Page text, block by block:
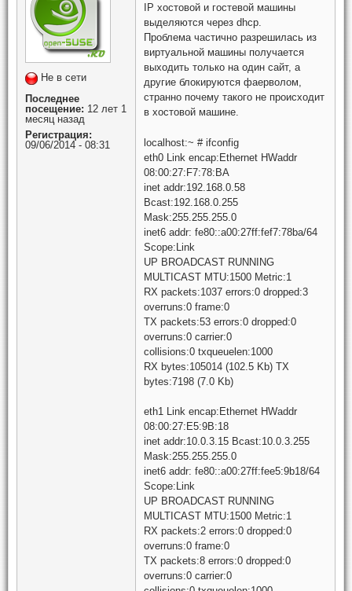
Не в сети
Последнее
посещение: 12 лет 1
месяц назад
Регистрация:
09/06/2014 - 08:31
IP хостовой и гостевой машины
выделяются через dhcp.
Проблема частично разрешилась из
виртуальной машины получается
выходить только на один сайт, а
другие блокируются фаерволом,
странно почему такого не происходит
в хостовой машине.
localhost:~ # ifconfig
eth0 Link encap:Ethernet HWaddr
08:00:27:F7:78:BA
inet addr:192.168.0.58
Bcast:192.168.0.255
Mask:255.255.255.0
inet6 addr: fe80::a00:27ff:fef7:78ba/64
Scope:Link
UP BROADCAST RUNNING
MULTICAST MTU:1500 Metric:1
RX packets:1037 errors:0 dropped:3
overruns:0 frame:0
TX packets:53 errors:0 dropped:0
overruns:0 carrier:0
collisions:0 txqueuelen:1000
RX bytes:105014 (102.5 Kb) TX
bytes:7198 (7.0 Kb)
eth1 Link encap:Ethernet HWaddr
08:00:27:E5:9B:18
inet addr:10.0.3.15 Bcast:10.0.3.255
Mask:255.255.255.0
inet6 addr: fe80::a00:27ff:fee5:9b18/64
Scope:Link
UP BROADCAST RUNNING
MULTICAST MTU:1500 Metric:1
RX packets:2 errors:0 dropped:0
overruns:0 frame:0
TX packets:8 errors:0 dropped:0
overruns:0 carrier:0